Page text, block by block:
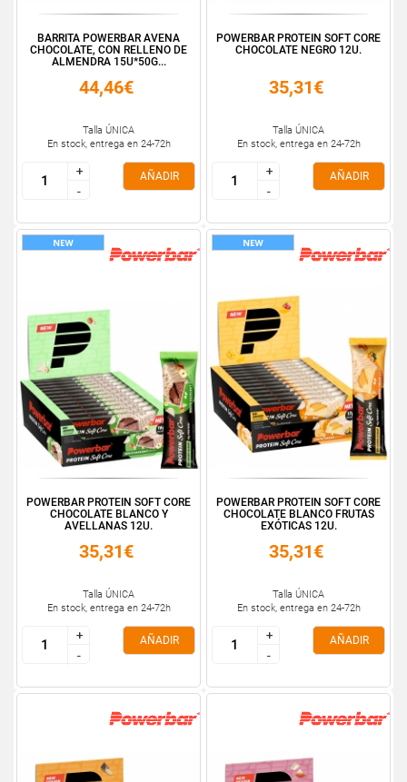
BARRITA POWERBAR AVENA
CHOCOLATE, CON RELLENO DE
ALMENDRA 15U*50G...
44,46€
Talla ÚNICA
En stock, entrega en 24-72h
+
-
+
-
AÑADIR
POWERBAR PROTEIN SOFT CORE
CHOCOLATE NEGRO 12U.
35,31€
Talla ÚNICA
En stock, entrega en 24-72h
+
-
+
-
AÑADIR
POWERBAR PROTEIN SOFT CORE
CHOCOLATE BLANCO Y
AVELLANAS 12U.
35,31€
Talla ÚNICA
En stock, entrega en 24-72h
+
-
+
-
AÑADIR
POWERBAR PROTEIN SOFT CORE
CHOCOLATE BLANCO FRUTAS
EXÓTICAS 12U.
35,31€
Talla ÚNICA
En stock, entrega en 24-72h
+
-
+
-
AÑADIR